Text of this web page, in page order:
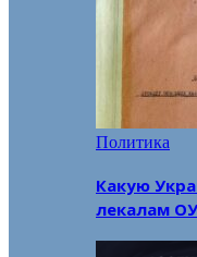
Политика
Какую
лекалам